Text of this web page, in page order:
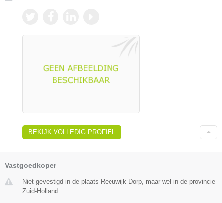
BEKIJK VOLLEDIG PROFIEL
Vastgoedkoper
Niet gevestigd in de plaats Reeuwijk Dorp, maar wel in de provincie
Zuid-Holland.